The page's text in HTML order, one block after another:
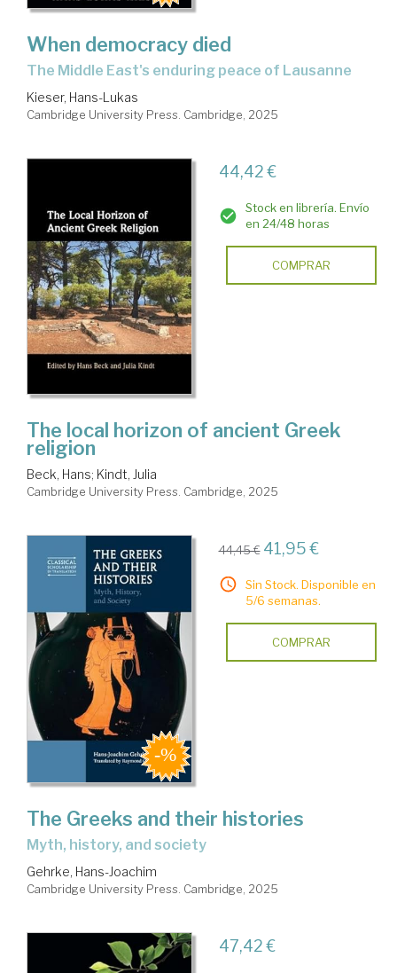
When democracy died
the Middle East's enduring peace of Lausanne
Kieser, Hans-Lukas
Cambridge University Press. Cambridge, 2025
44,42 €
Stock en librería. Envío
en 24/48 horas
COMPRAR
The local horizon of ancient Greek
religion
Beck, Hans; Kindt, Julia
Cambridge University Press. Cambridge, 2025
44,45 € 41,95 €
Sin Stock. Disponible en
5/6 semanas.
COMPRAR
The Greeks and their histories
myth, history, and society
Gehrke, Hans-Joachim
Cambridge University Press. Cambridge, 2025
47,42 €